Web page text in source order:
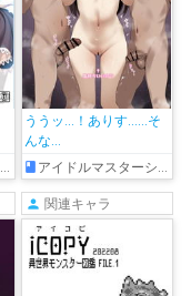
ううッ…！ありす……そ
んな…
アイドルマスターシンデレラガールズ
関連キャラ